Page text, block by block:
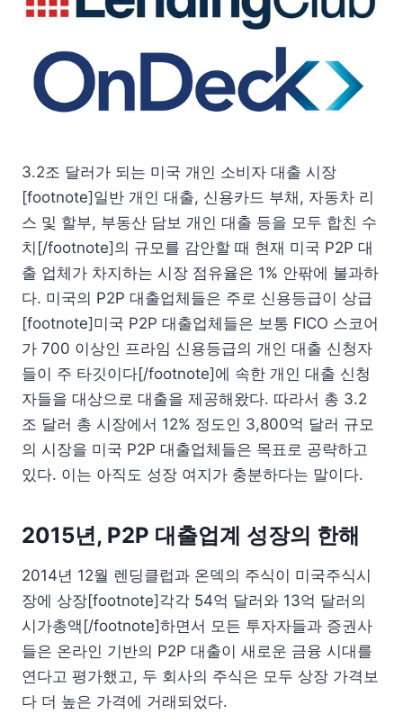
3.2조 달러가 되는 미국 개인 소비자 대출 시장
[footnote]일반 개인 대출, 신용카드 부채, 자동차 리
스 및 할부, 부동산 담보 개인 대출 등을 모두 합친 수
치[/footnote]의 규모를 감안할 때 현재 미국 P2P 대
출 업체가 차지하는 시장 점유율은 1% 안팎에 불과하
다. 미국의 P2P 대출업체들은 주로 신용등급이 상급
[footnote]미국 P2P 대출업체들은 보통 FICO 스코어
가 700 이상인 프라임 신용등급의 개인 대출 신청자
들이 주 타깃이다[/footnote]에 속한 개인 대출 신청
자들을 대상으로 대출을 제공해왔다. 따라서 총 3.2
조 달러 총 시장에서 12% 정도인 3,800억 달러 규모
의 시장을 미국 P2P 대출업체들은 목표로 공략하고
있다. 이는 아직도 성장 여지가 충분하다는 말이다.
2015년, P2P 대출업계 성장의 한해
2014년 12월 렌딩클럽과 온덱의 주식이 미국주식시
장에 상장[footnote]각각 54억 달러와 13억 달러의
시가총액[/footnote]하면서 모든 투자자들과 증권사
들은 온라인 기반의 P2P 대출이 새로운 금융 시대를
연다고 평가했고, 두 회사의 주식은 모두 상장 가격보
다 더 높은 가격에 거래되었다.